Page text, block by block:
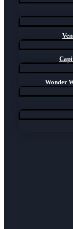
Wonder